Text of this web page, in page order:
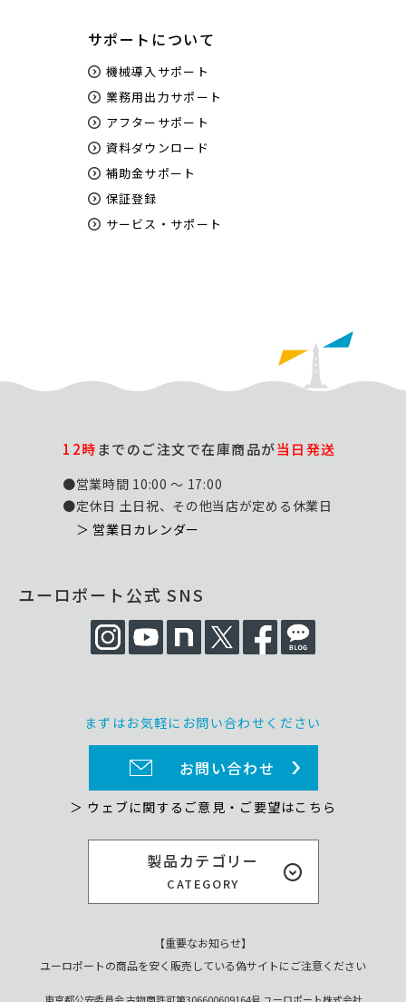
サポートについて
機械導入サポート
業務用出力サポート
アフターサポート
資料ダウンロード
補助金サポート
保証登録
サービス・サポート
製品カテゴリー
CATEGORY
12時までのご注文で在庫商品が当日発送
●営業時間 10:00 ～ 17:00
●定休日 土日祝、その他当店が定める休業日
＞ 営業日カレンダー
ユーロポート公式 SNS
まずはお気軽にお問い合わせください
お問い合わせ
＞ ウェブに関するご意見・ご要望はこちら
【重要なお知らせ】
ユーロポートの商品を安く販売している偽サイトにご注意ください